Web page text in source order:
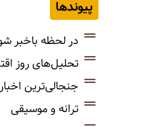
پیوندها
در لحظه باخبر
تحلیل‌های روز
جنجالی‌ترین
ترانه و موسیقی